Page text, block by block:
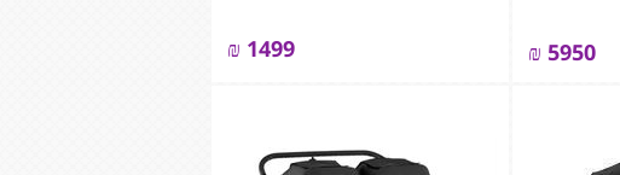
5950
₪
1499
₪